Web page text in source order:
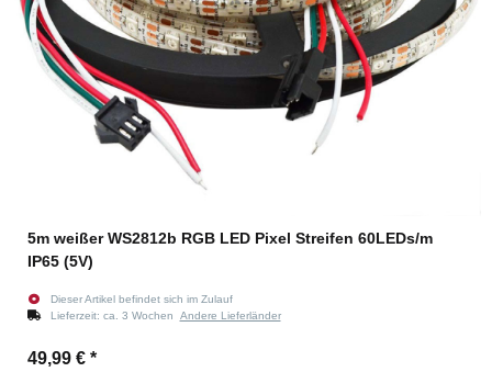
5m weißer WS2812b RGB LED Pixel Streifen 60LEDs/m
IP65 (5V)
Dieser Artikel befindet sich im Zulauf
Lieferzeit: ca. 3 Wochen Andere Lieferländer
49,99 € *